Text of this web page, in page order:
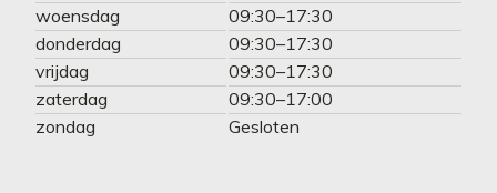
woensdag
09:30–17:30
donderdag
09:30–17:30
vrijdag
09:30–17:30
zaterdag
09:30–17:00
zondag
Gesloten